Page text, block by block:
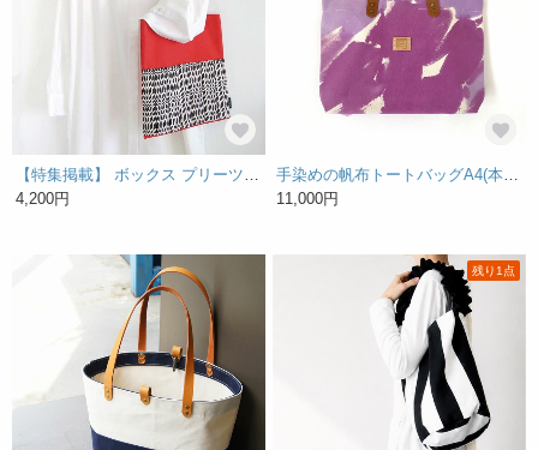
4,200円
11,000円
残り1点